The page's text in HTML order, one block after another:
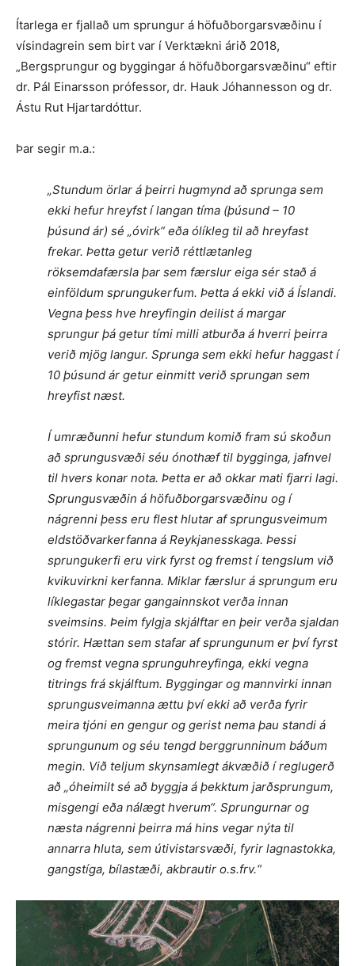
Ítarlega er fjallað um sprungur á höfuðborgarsvæðinu í
vísindagrein sem birt var í Verktækni árið 2018,
„Bergsprungur og byggingar á höfuðborgarsvæðinu“ eftir
dr. Pál Einarsson prófessor, dr. Hauk Jóhannesson og dr.
Ástu Rut Hjartardóttur.
Þar segir m.a.:
„Stundum örlar á þeirri hugmynd að sprunga sem
ekki hefur hreyfst í langan tíma (þúsund – 10
þúsund ár) sé „óvirk“ eða ólíkleg til að hreyfast
frekar. Þetta getur verið réttlætanleg
röksemdafærsla þar sem færslur eiga sér stað á
einföldum sprungukerfum. Þetta á ekki við á Íslandi.
Vegna þess hve hreyfingin deilist á margar
sprungur þá getur tími milli atburða á hverri þeirra
verið mjög langur. Sprunga sem ekki hefur haggast í
10 þúsund ár getur einmitt verið sprungan sem
hreyfist næst.
Í umræðunni hefur stundum komið fram sú skoðun
að sprungusvæði séu ónothæf til bygginga, jafnvel
til hvers konar nota. Þetta er að okkar mati fjarri lagi.
Sprungusvæðin á höfuðborgarsvæðinu og í
nágrenni þess eru flest hlutar af sprungusveimum
eldstöðvarkerfanna á Reykjanesskaga. Þessi
sprungukerfi eru virk fyrst og fremst í tengslum við
kvikuvirkni kerfanna. Miklar færslur á sprungum eru
líklegastar þegar gangainnskot verða innan
sveimsins. Þeim fylgja skjálftar en þeir verða sjaldan
stórir. Hættan sem stafar af sprungunum er því fyrst
og fremst vegna sprunguhreyfinga, ekki vegna
titrings frá skjálftum. Byggingar og mannvirki innan
sprungusveimanna ættu því ekki að verða fyrir
meira tjóni en gengur og gerist nema þau standi á
sprungunum og séu tengd berggrunninum báðum
megin. Við teljum skynsamlegt ákvæðið í reglugerð
að „óheimilt sé að byggja á þekktum jarðsprungum,
misgengi eða nálægt hverum“. Sprungurnar og
næsta nágrenni þeirra má hins vegar nýta til
annarra hluta, sem útivistarsvæði, fyrir lagnastokka,
gangstíga, bílastæði, akbrautir o.s.frv.“